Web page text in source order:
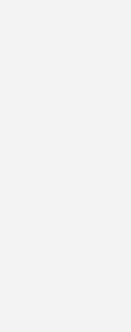
damit für die Gruppe der
von Stefan Brok